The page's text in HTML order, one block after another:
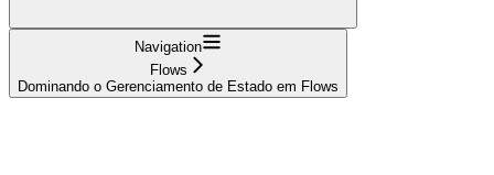
Navigation
Flows
Dominando o Gerenciamento de Estado em Flows